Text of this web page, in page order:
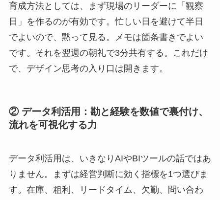
育成方法としては、まず現場のリーダーに「観察
日」を作るのが有効です。忙しい日を避けて半日
でよいので、黙って見る。メモは箇条書きでよい
です。それを翌週の朝礼で3分共有する。これだけ
で、デザイン思考の入り口は開きます。
② データ利活用：勘と経験を数値で裏付け、
流れを可視化する力
データ利活用は、いきなりAIやBIツールの話ではあ
りません。まずは経営判断に効く指標を1つ選びま
す。在庫、粗利、リードタイム、欠勤、問い合わ